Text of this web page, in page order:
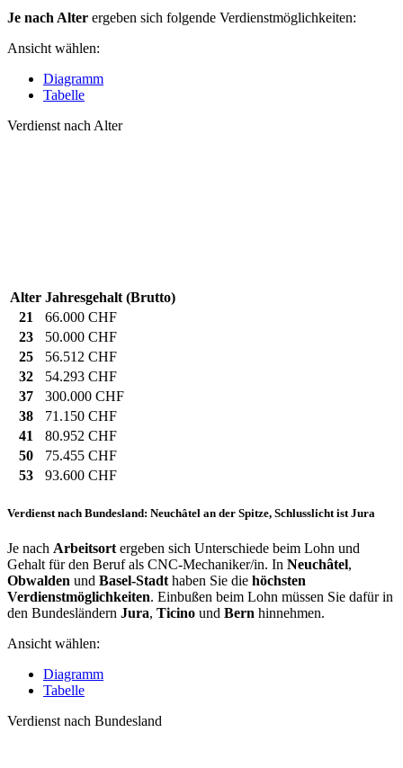
Je nach Alter ergeben sich folgende Verdienstmöglichkeiten:
Ansicht wählen:
Diagramm
Tabelle
Verdienst nach Alter
Alter Jahresgehalt (Brutto)
21
66.000 CHF
23
50.000 CHF
25
56.512 CHF
32
54.293 CHF
37
300.000 CHF
38
71.150 CHF
41
80.952 CHF
50
75.455 CHF
53
93.600 CHF
Verdienst nach Bundesland: Neuchâtel an der Spitze, Schlusslicht ist Jura
Je nach Arbeitsort ergeben sich Unterschiede beim Lohn und
Gehalt für den Beruf als CNC-Mechaniker/in. In Neuchâtel,
Obwalden und Basel-Stadt haben Sie die höchsten
Verdienstmöglichkeiten. Einbußen beim Lohn müssen Sie dafür in
den Bundesländern Jura, Ticino und Bern hinnehmen.
Ansicht wählen:
Diagramm
Tabelle
Verdienst nach Bundesland